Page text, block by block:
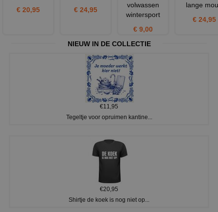
€ 20,95
€ 24,95
volwassen
wintersport
€ 9,00
lange
€ 24,95
NIEUW IN DE COLLECTIE
€11,95
Tegeltje voor opruimen kantine...
€20,95
Shirtje de koek is nog niet op...